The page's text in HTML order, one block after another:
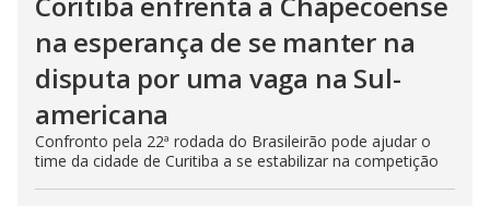
na esperança de se manter na
disputa por uma vaga na Sul-
americana
Confronto pela 22ª rodada do Brasileirão pode ajudar o
time da cidade de Curitiba a se estabilizar na competição